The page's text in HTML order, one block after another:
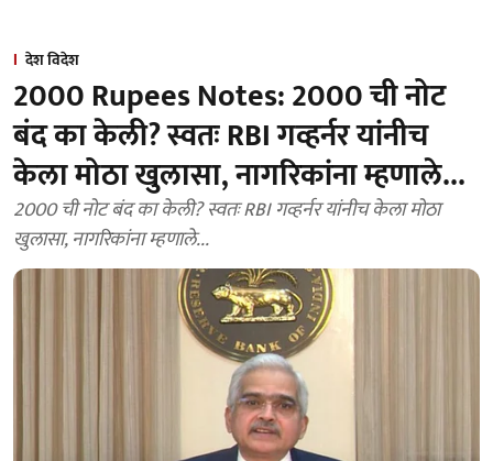
देश विदेश
2000 Rupees Notes: 2000 ची नोट
बंद का केली? स्वतः RBI गव्हर्नर यांनीच
केला मोठा खुलासा, नागरिकांना म्हणाले...
2000 ची नोट बंद का केली? स्वतः RBI गव्हर्नर यांनीच केला मोठा
खुलासा, नागरिकांना म्हणाले...